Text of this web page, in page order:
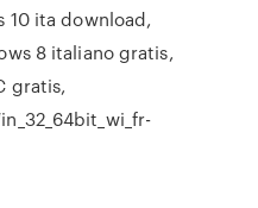
10 ita download,
8 italiano gratis,
gratis,